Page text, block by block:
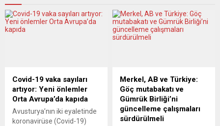
Covid-19 vaka sayıları
artıyor: Yeni önlemler
Orta Avrupa’da kapıda
Avusturya’nın iki eyaletinde
koronavirüse (Covid-19)
Merkel, AB ve Türkiye:
Göç mutabakatı ve
Gümrük Birliği’ni
güncelleme çalışmaları
sürdürülmeli